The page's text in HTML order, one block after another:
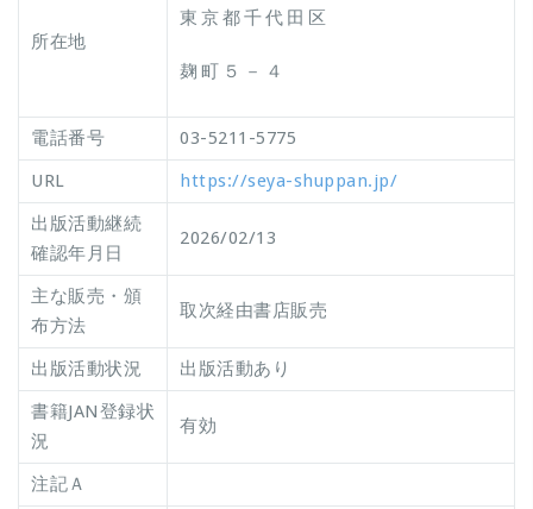
所在地
東京都千代田区
麹町５－４
電話番号
03-5211-5775
URL
https://seya-shuppan.jp/
出版活動継続
確認年月日
2026/02/13
主な販売・頒
布方法
取次経由書店販売
出版活動状況
出版活動あり
書籍JAN登録状
況
有効
注記Ａ